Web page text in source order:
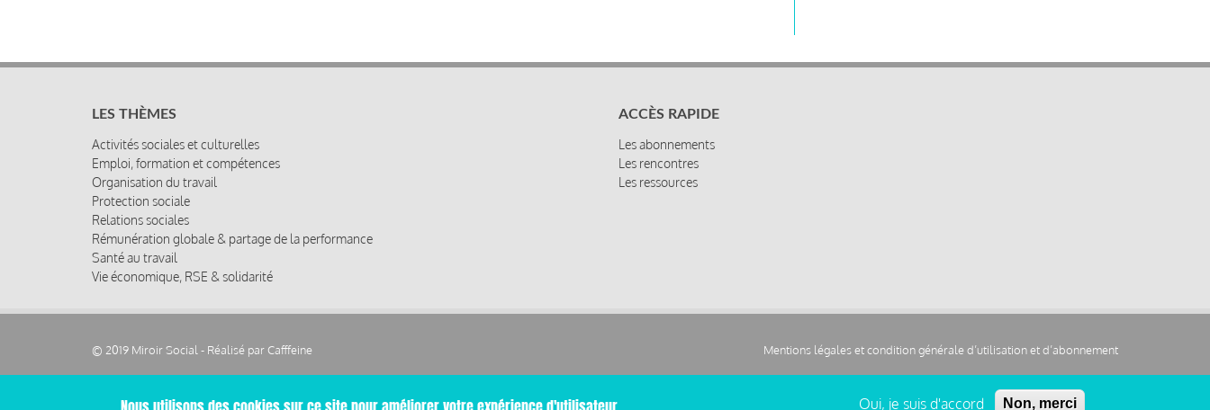
LES THÈMES
Activités sociales et culturelles
Emploi, formation et compétences
Organisation du travail
Protection sociale
Relations sociales
Rémunération globale & partage de la performance
Santé au travail
Vie économique, RSE & solidarité
ACCÈS RAPIDE
Les abonnements
Les rencontres
Les ressources
© 2019 Miroir Social - Réalisé par Cafffeine
Pied
Mentions légales et condition générale d’utilisation et d’abonnement
Oui, je suis d'accord Non, merci